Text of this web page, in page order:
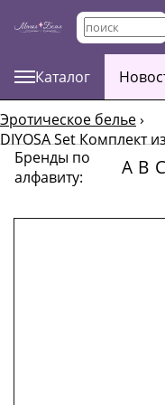
Каталог
Эротическое белье›
DIYOSA Set Комплект
Бренды по
алфавиту:
A B C